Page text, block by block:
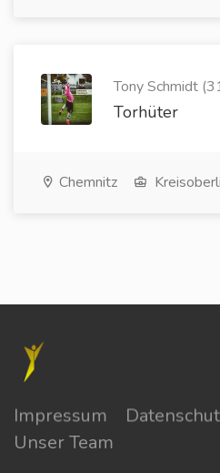
Tony Schmidt
Torhüter
Chemnitz
Impressum
Unser Team